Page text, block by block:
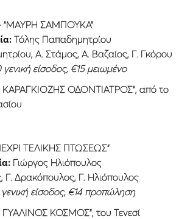
“ΜΑΥΡΗ ΣΑΜΠΟΥΚΑ”
Τόλης Παπαδημητρίου
Α. Στάμος, Α. Βαζαίος, Γ. Γκόρου
γενική είσοδος, €15 μειωμένο
ΚΑΡΑΓΚΙΟΖΗΣ ΟΔΟΝΤΙΑΤΡΟΣ“, από το
ΤΕΛΙΚΗΣ ΠΤΩΣΕΩΣ”
Γιώργος Ηλιόπουλος
Γ. Δρακόπουλος, Γ. Ηλιόπουλος
γενική είσοδος, €14 προπώληση
ΓΥΑΛΙΝΟΣ ΚΟΣΜΟΣ”, του Τενεσί